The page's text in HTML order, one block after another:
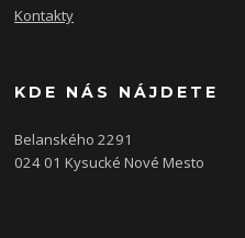
Kontakty
KDE NÁS NÁJDETE
Belanského 2291
024 01 Kysucké Nové Mesto